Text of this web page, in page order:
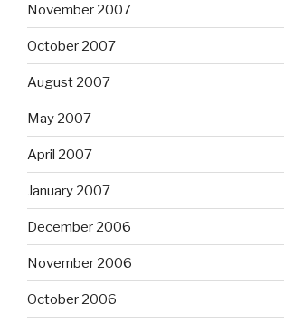
November 2007
October 2007
August 2007
May 2007
April 2007
January 2007
December 2006
November 2006
October 2006